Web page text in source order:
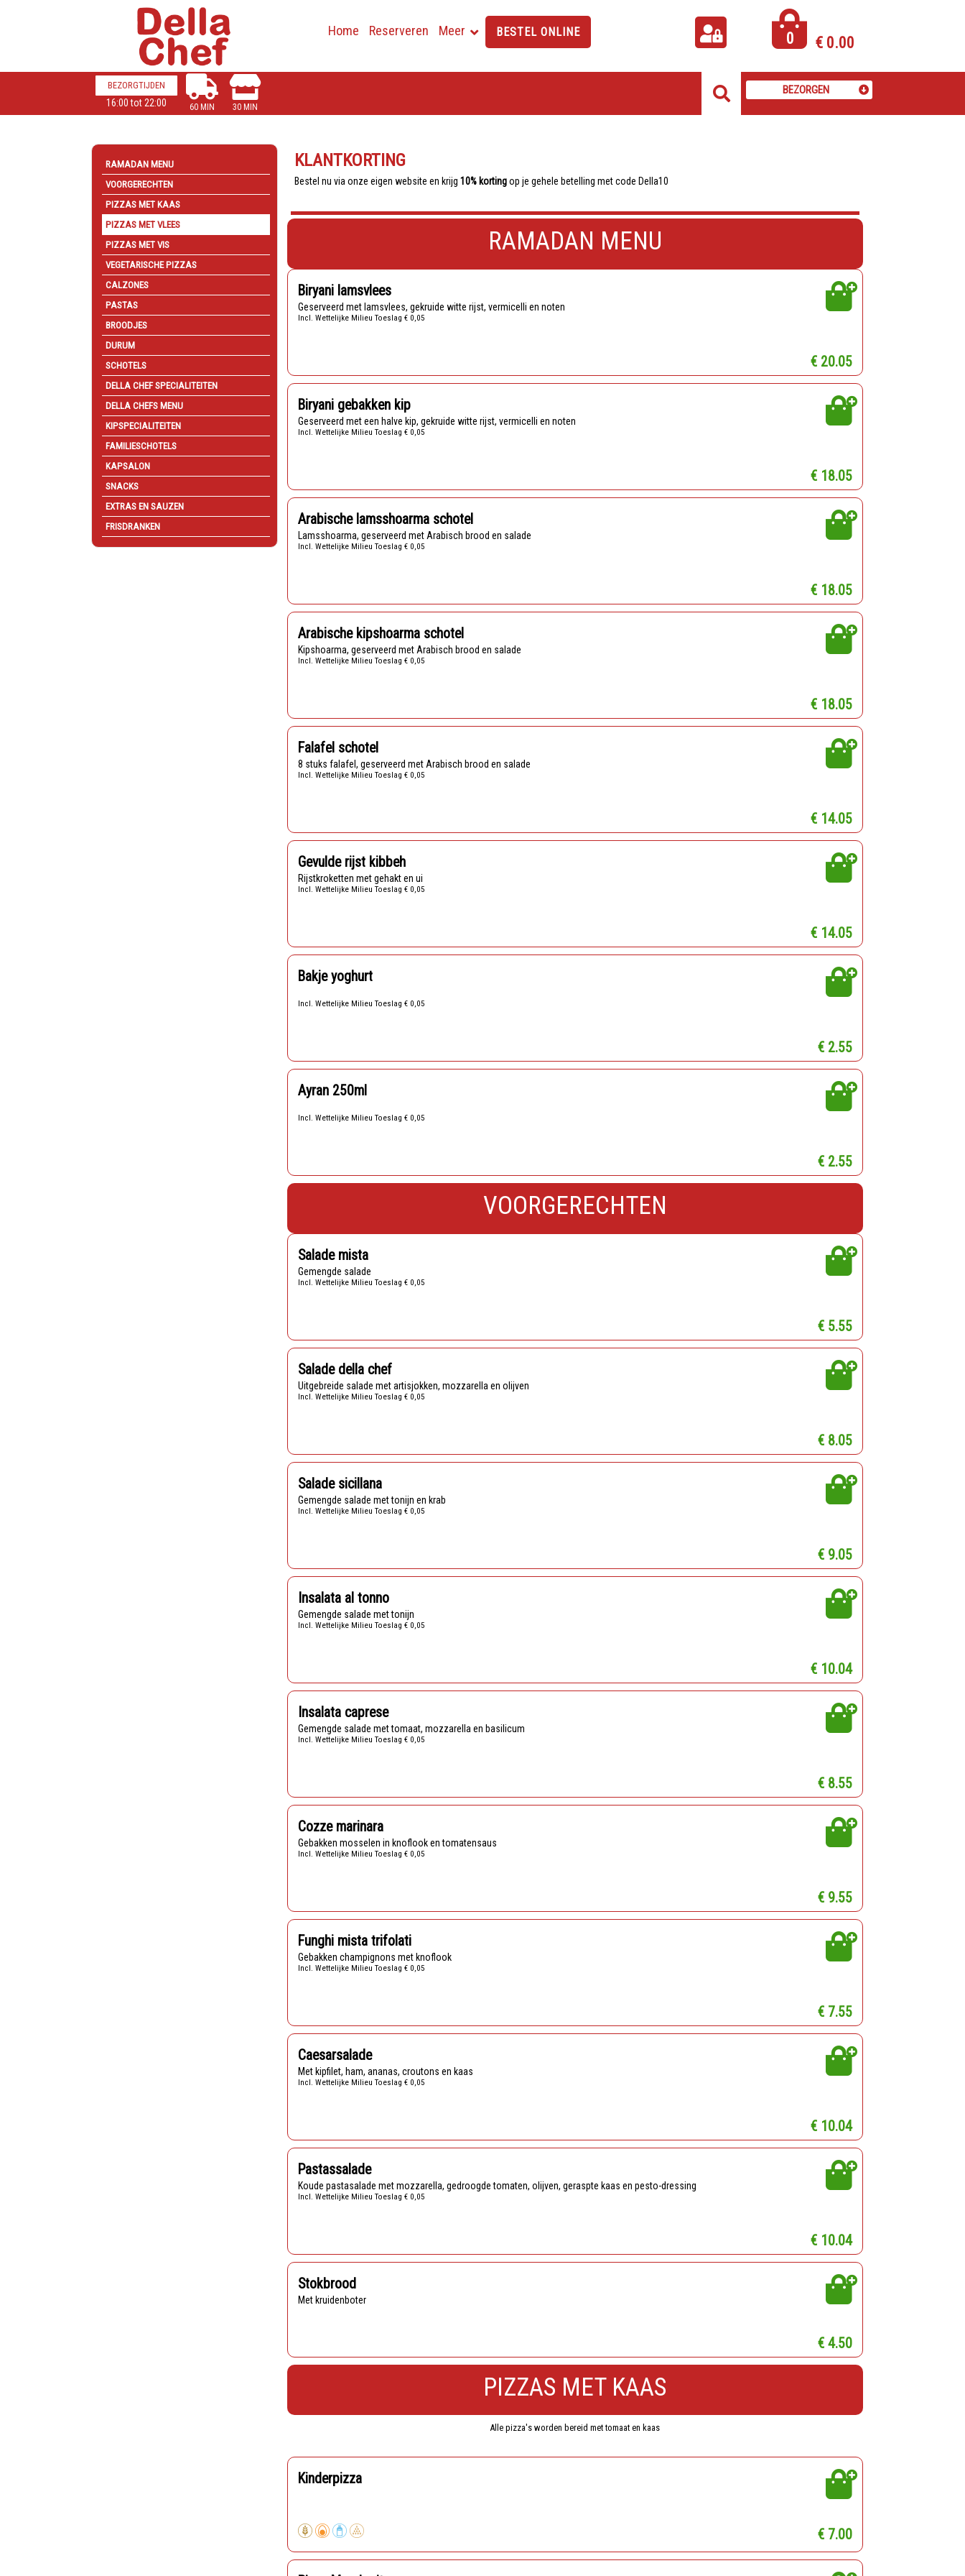
Home Reserveren Meer BESTEL ONLINE 0 € 0.00
BEZORGTIJDEN
16:00 tot 22:00 60 MIN 30 MIN
BEZORGEN
RAMADAN MENU
VOORGERECHTEN
PIZZAS MET KAAS
PIZZAS MET VLEES
PIZZAS MET VIS
VEGETARISCHE PIZZAS
CALZONES
PASTAS
BROODJES
DURUM
SCHOTELS
DELLA CHEF SPECIALITEITEN
DELLA CHEFS MENU
KIPSPECIALITEITEN
FAMILIESCHOTELS
KAPSALON
SNACKS
EXTRAS EN SAUZEN
FRISDRANKEN
KLANTKORTING
Bestel nu via onze eigen website en krijg 10% kortingop je gehele betelling met code Della10
RAMADAN MENU
Biryani lamsvlees
Geserveerd met lamsvlees, gekruide witte rijst, vermicelli en noten
Incl. Wettelijke Milieu Toeslag € 0,05
€ 20.05
Biryani gebakken kip
Geserveerd met een halve kip, gekruide witte rijst, vermicelli en noten
Incl. Wettelijke Milieu Toeslag € 0,05
€ 18.05
Arabische lamsshoarma schotel
Lamsshoarma, geserveerd met Arabisch brood en salade
Incl. Wettelijke Milieu Toeslag € 0,05
€ 18.05
Arabische kipshoarma schotel
Kipshoarma, geserveerd met Arabisch brood en salade
Incl. Wettelijke Milieu Toeslag € 0,05
€ 18.05
Falafel schotel
8 stuks falafel, geserveerd met Arabisch brood en salade
Incl. Wettelijke Milieu Toeslag € 0,05
€ 14.05
Gevulde rijst kibbeh
Rijstkroketten met gehakt en ui
Incl. Wettelijke Milieu Toeslag € 0,05
€ 14.05
Bakje yoghurt
Incl. Wettelijke Milieu Toeslag € 0,05
€ 2.55
Ayran 250ml
Incl. Wettelijke Milieu Toeslag € 0,05
€ 2.55
VOORGERECHTEN
Salade mista
Gemengde salade
Incl. Wettelijke Milieu Toeslag € 0,05
€ 5.55
Salade della chef
Uitgebreide salade met artisjokken, mozzarella en olijven
Incl. Wettelijke Milieu Toeslag € 0,05
€ 8.05
Salade sicillana
Gemengde salade met tonijn en krab
Incl. Wettelijke Milieu Toeslag € 0,05
€ 9.05
Insalata al tonno
Gemengde salade met tonijn
Incl. Wettelijke Milieu Toeslag € 0,05
€ 10.04
Insalata caprese
Gemengde salade met tomaat, mozzarella en basilicum
Incl. Wettelijke Milieu Toeslag € 0,05
€ 8.55
Cozze marinara
Gebakken mosselen in knoflook en tomatensaus
Incl. Wettelijke Milieu Toeslag € 0,05
€ 9.55
Funghi mista trifolati
Gebakken champignons met knoflook
Incl. Wettelijke Milieu Toeslag € 0,05
€ 7.55
Caesarsalade
Met kipfilet, ham, ananas, croutons en kaas
Incl. Wettelijke Milieu Toeslag € 0,05
€ 10.04
Pastassalade
Koude pastasalade met mozzarella, gedroogde tomaten, olijven, geraspte kaas en pesto-dressing
Incl. Wettelijke Milieu Toeslag € 0,05
€ 10.04
Stokbrood
Met kruidenboter
€ 4.50
PIZZAS MET KAAS
Alle pizza's worden bereid met tomaat en kaas
Kinderpizza
€ 7.00